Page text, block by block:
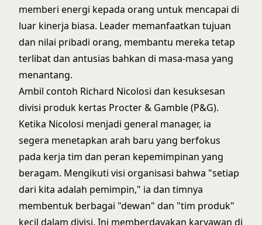
memberi energi kepada orang untuk mencapai di
luar kinerja biasa. Leader memanfaatkan tujuan
dan nilai pribadi orang, membantu mereka tetap
terlibat dan antusias bahkan di masa-masa yang
menantang.
Ambil contoh Richard Nicolosi dan kesuksesan
divisi produk kertas Procter & Gamble (P&G).
Ketika Nicolosi menjadi general manager, ia
segera menetapkan arah baru yang berfokus
pada kerja tim dan peran kepemimpinan yang
beragam. Mengikuti visi organisasi bahwa "setiap
dari kita adalah pemimpin," ia dan timnya
membentuk berbagai "dewan" dan "tim produk"
kecil dalam divisi. Ini memberdayakan karyawan di